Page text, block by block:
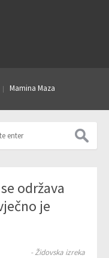
Mamina Maza
održava
je
- Židovska izreka